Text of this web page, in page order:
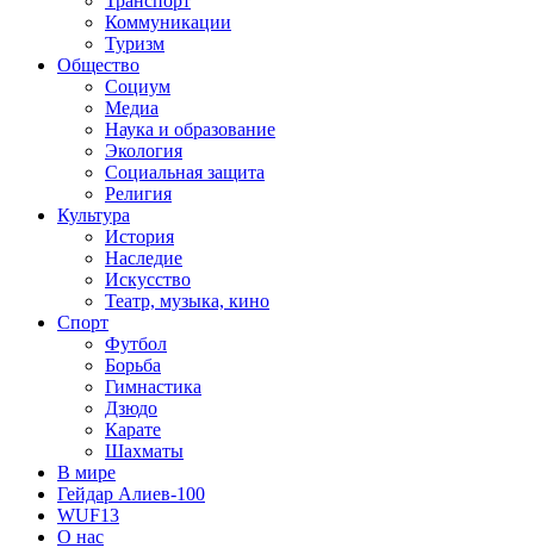
Коммуникации
Туризм
Общество
Социум
Медиа
Наука и образование
Экология
Социальная защита
Религия
Культура
История
Наследие
Искусство
Театр, музыка, кино
Спорт
Футбол
Борьба
Гимнастика
Дзюдо
Карате
Шахматы
В мире
Гейдар Алиев-100
WUF13
О нас